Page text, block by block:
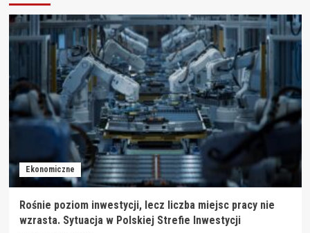
Ekonomiczne
Rośnie poziom inwestycji, lecz liczba miejsc pracy nie
wzrasta. Sytuacja w Polskiej Strefie Inwestycji